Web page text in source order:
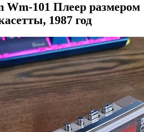
Wm-101 Плеер размером
1987 год